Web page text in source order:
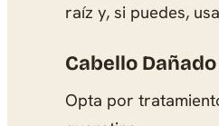
raíz y, si puedes,
Cabello Dañado
Opta por